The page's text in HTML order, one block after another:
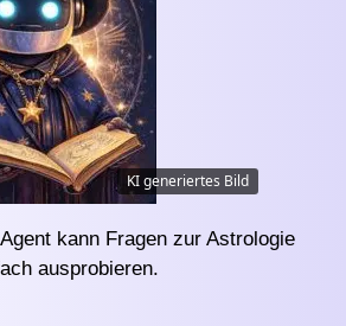
KI generiertes Bild
kann Fragen zur Astrologie
ausprobieren.